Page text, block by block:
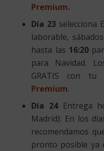
Premium.
Día 23 selecciona
laborable,
hasta las 16:20
para Navidad.
GRATIS con
Premium.
Día 24Entrega
Madrid): En los
recomendamos
pronto posible ya